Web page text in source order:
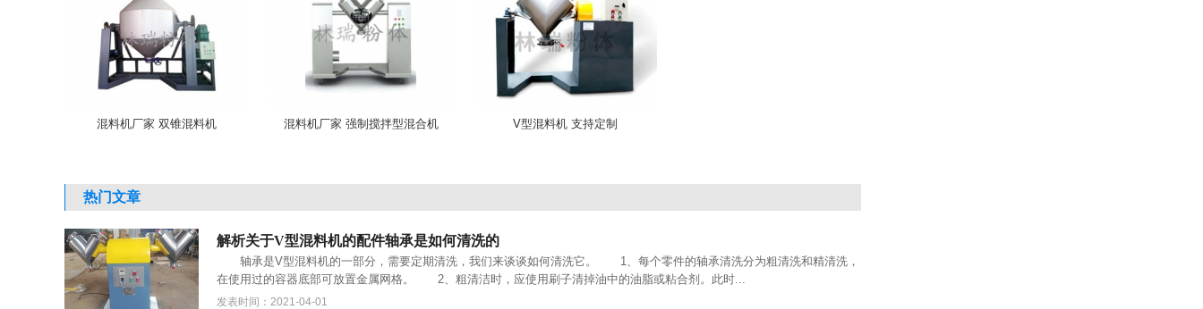
混料机厂家 双锥混料机 混料机厂家 强制搅拌型混合机 V型混料机 支持定制
热门文章
解析关于V型混料机的配件轴承是如何清洗的
轴承是V型混料机的一部分，需要定期清洗，我们来谈谈如何清洗它。 1、每个零件的轴承清洗分为粗清洗和精清洗，
在使用过的容器底部可放置金属网格。 2、粗清洁时，应使用刷子清掉油中的油脂或粘合剂。此时...
发表时间：2021-04-01